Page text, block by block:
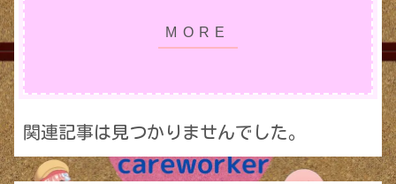
関連記事は見つかりませんでした。